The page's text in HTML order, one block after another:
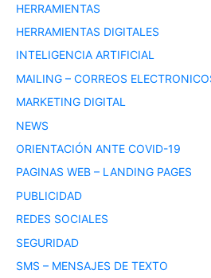
HERRAMIENTAS
HERRAMIENTAS DIGITALES
INTELIGENCIA ARTIFICIAL
MAILING – CORREOS
MARKETING DIGITAL
NEWS
ORIENTACIÓN ANTE COVID-19
PAGINAS WEB – LANDING PAGES
PUBLICIDAD
REDES SOCIALES
SEGURIDAD
SMS – MENSAJES DE TEXTO